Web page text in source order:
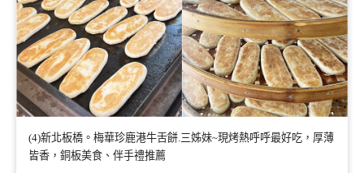
(4)新北板橋。梅華珍鹿港牛舌餅.三姊妹~現烤熱呼呼最好吃，厚薄
皆香，銅板美食、伴手禮推薦